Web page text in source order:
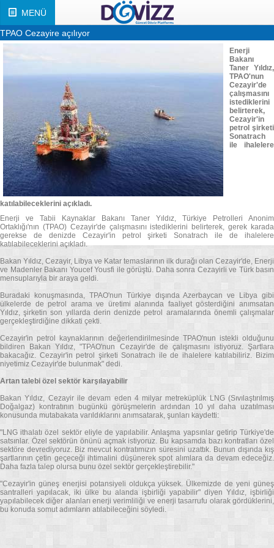
MENÜ
TPAO Cezayire açılıyor
Enerji
Bakanı
Taner Yıldız,
TPAO'nun
Cezayir'de
çalışmasını
istediklerini
belirterek,
Cezayir'in
petrol şirketi
Sonatrach
ile ihalelere
katılabileceklerini açıkladı.
Enerji ve Tabii Kaynaklar Bakanı Taner Yıldız, Türkiye Petrolleri Anonim
Ortaklığı'nın (TPAO) Cezayir'de çalışmasını istediklerini belirterek, gerek karada
gerekse de denizde Cezayir'in petrol şirketi Sonatrach ile de ihalelere
katılabileceklerini açıkladı.
Bakan Yıldız, Cezayir, Libya ve Katar temaslarının ilk durağı olan Cezayir'de, Enerji
ve Madenler Bakanı Youcef Yousfi ile görüştü. Daha sonra Cezayirli ve Türk basın
mensuplarıyla bir araya geldi.
Buradaki konuşmasında, TPAO'nun Türkiye dışında Azerbaycan ve Libya gibi
ülkelerde de petrol arama ve üretimi alanında faaliyet gösterdiğini anımsatan
Yıldız, şirketin son yıllarda derin denizde petrol aramalarında önemli çalışmalar
gerçekleştirdiğine dikkati çekti.
Cezayir'in petrol kaynaklarının değerlendirilmesinde TPAO'nun istekli olduğunu
bildiren Bakan Yıldız, "TPAO'nun Cezayir'de de çalışmasını istiyoruz. Şartlara
bakacağız. Cezayir'in petrol şirketi Sonatrach ile de ihalelere katılabiliriz. Bizim
niyetimiz Cezayir'de bulunmak" dedi.
Artan talebi özel sektör karşılayabilir
Bakan Yıldız, Cezayir ile devam eden 4 milyar metreküplük LNG (Sıvılaştırılmış
Doğalgaz) kontratının bugünkü görüşmelerin ardından 10 yıl daha uzatılması
konusunda mutabakata varıldıklarını anımsatarak, şunları kaydetti:
"LNG ithalatı özel sektör eliyle de yapılabilir. Anlaşma yapsınlar getirip Türkiye'de
satsınlar. Özel sektörün önünü açmak istiyoruz. Bu kapsamda bazı kontratları özel
sektöre devrediyoruz. Biz mevcut kontratımızın süresini uzattık. Bunun dışında kış
şartlarının çetin geçeceği ihtimalini düşünerek spot alımlara da devam edeceğiz.
Daha fazla talep olursa bunu özel sektör gerçekleştirebilir."
"Cezayir'in güneş enerjisi potansiyeli oldukça yüksek. Ülkemizde de yeni güneş
santralleri yapılacak, iki ülke bu alanda işbirliği yapabilir" diyen Yıldız, işbirliği
yapılabilecek diğer alanları enerji verimliliği ve enerji tasarrufu olarak gördüklerini,
bu konuda somut adımların atılabileceğini söyledi.